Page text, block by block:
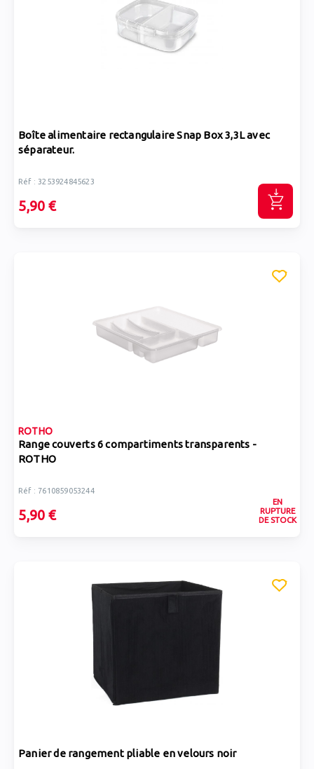
Boîte alimentaire rectangulaire Snap Box 3,3L avec
séparateur.
Réf : 3253924845623
5,90 €
ROTHO
Range couverts 6 compartiments transparents -
ROTHO
Réf : 7610859053244
5,90 €
EN
RUPTURE
DE STOCK
Panier de rangement pliable en velours noir